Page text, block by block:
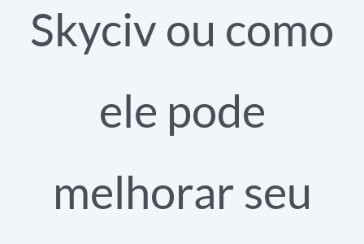
Skyciv ou como
ele pode
melhorar seu